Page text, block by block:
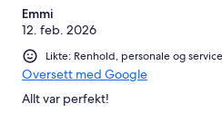
Emmi
12. feb. 2026
Likte: Renhold, personale og
Oversett med Google
Allt var perfekt!